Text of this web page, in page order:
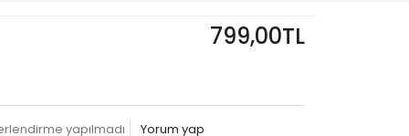
799,00TL
yapılmadı Yorum yap